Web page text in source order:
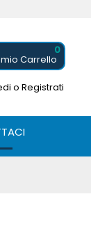
Carrello
0
o Registrati